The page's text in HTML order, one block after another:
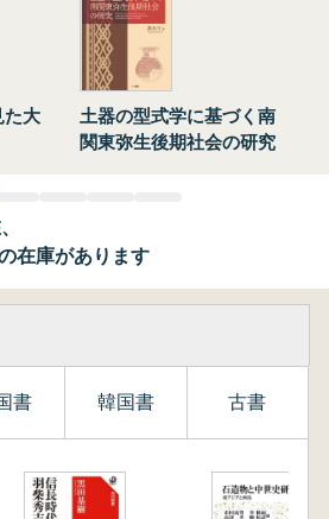
た大
土器の型式学に基づく南
関東弥生後期社会の研究
在庫があります
書 韓国書 古書